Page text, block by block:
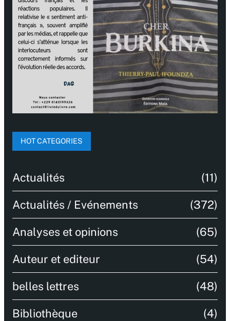
HOT CATEGORIES
Actualités (11)
Actualités / Evénements (372)
Analyses et opinions (65)
Auteur et editeur (54)
belles lettres (48)
Bibliothèque (4)